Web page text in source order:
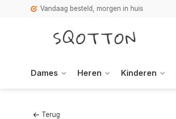
Vandaag besteld, morgen in huis
Dames Heren Kinderen
Terug